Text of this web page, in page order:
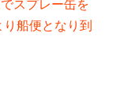
スプレー缶を
船便となり到